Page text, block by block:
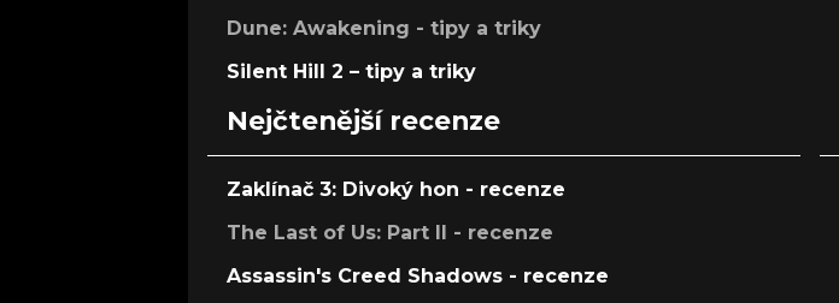
Dune: Awakening - tipy a triky
Silent Hill 2 – tipy a triky
Nejčtenější recenze
Zaklínač 3: Divoký hon - recenze
The Last of Us: Part II - recenze
Assassin's Creed Shadows - recenze